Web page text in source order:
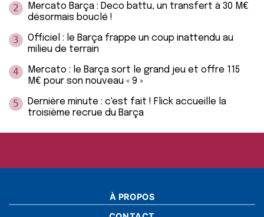
2
Mercato Barça : Deco battu, un transfert à 30 M€
désormais bouclé !
3
Officiel : le Barça frappe un coup inattendu au
milieu de terrain
4
Mercato : le Barça sort le grand jeu et offre 115
M€ pour son nouveau « 9 »
5
Dernière minute : c'est fait ! Flick accueille la
troisième recrue du Barça
À PROPOS